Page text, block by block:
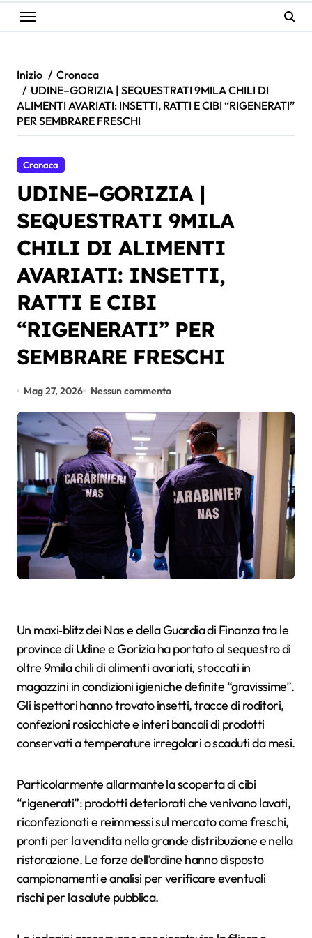
Inizio
Cronaca
UDINE–GORIZIA | SEQUESTRATI 9MILA CHILI DI
ALIMENTI AVARIATI: INSETTI, RATTI E CIBI “RIGENERATI”
PER SEMBRARE FRESCHI
Cronaca
UDINE–GORIZIA |
SEQUESTRATI 9MILA
CHILI DI ALIMENTI
AVARIATI: INSETTI,
RATTI E CIBI
“RIGENERATI” PER
SEMBRARE FRESCHI
Mag 27, 2026 Nessun commento
Un maxi‑blitz dei Nas e della Guardia di Finanza tra le
province di Udine e Gorizia ha portato al sequestro di
oltre 9mila chili di alimenti avariati, stoccati in
magazzini in condizioni igieniche definite “gravissime”.
Gli ispettori hanno trovato insetti, tracce di roditori,
confezioni rosicchiate e interi bancali di prodotti
conservati a temperature irregolari o scaduti da mesi.
Particolarmente allarmante la scoperta di cibi
“rigenerati”: prodotti deteriorati che venivano lavati,
riconfezionati e reimmessi sul mercato come freschi,
pronti per la vendita nella grande distribuzione e nella
ristorazione. Le forze dell’ordine hanno disposto
campionamenti e analisi per verificare eventuali
rischi per la salute pubblica.